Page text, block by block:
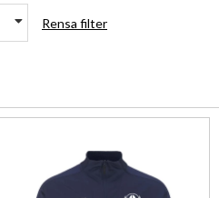
Rensa filter